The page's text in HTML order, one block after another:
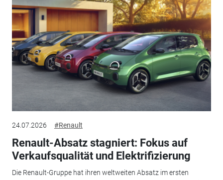
24.07.2026 #Renault
Renault-Absatz stagniert: Fokus auf
Verkaufsqualität und Elektrifizierung
Die Renault-Gruppe hat ihren weltweiten Absatz im ersten